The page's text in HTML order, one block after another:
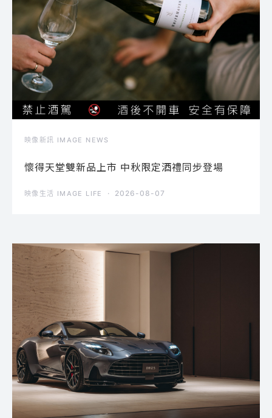
映像新訊 IMAGE NEWS
懷得天堂雙新品上市 中秋限定酒禮同步登場
映像生活 IMAGE LIFE 2026-08-07